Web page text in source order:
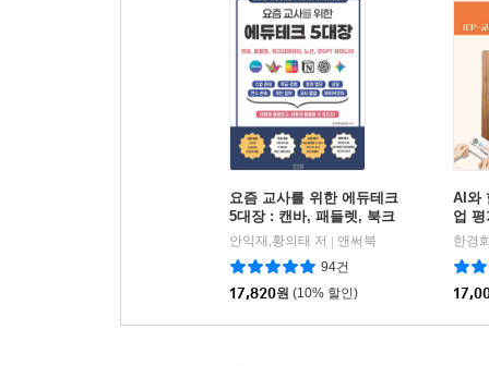
요즘 교사를 위한 에듀테크
5대장 : 캔바, 패들렛, 북크
리에이터, 노션, 챗GPT?제
안익재,황의태 저
앤써북
94건
17,820원 (10% 할인)
AI와
업
한경